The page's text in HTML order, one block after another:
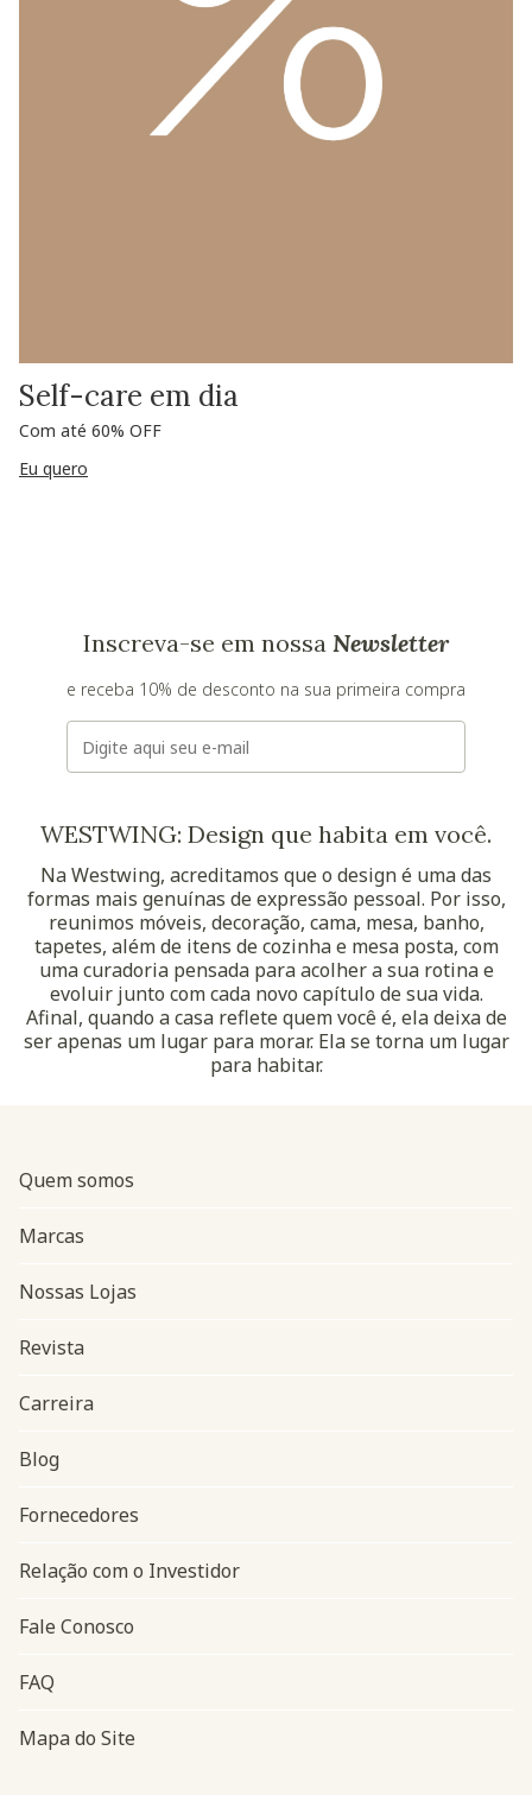
Self-care em dia
Com até 60% OFF
Eu quero
Inscreva-se em nossa Newsletter
e receba 10% de desconto na sua primeira compra
E-mail
WESTWING: Design que habita em você.
Na Westwing, acreditamos que o design é uma das
formas mais genuínas de expressão pessoal. Por isso,
reunimos móveis, decoração, cama, mesa, banho,
tapetes, além de itens de cozinha e mesa posta, com
uma curadoria pensada para acolher a sua rotina e
evoluir junto com cada novo capítulo de sua vida.
Afinal, quando a casa reflete quem você é, ela deixa de
ser apenas um lugar para morar. Ela se torna um lugar
para habitar.
Navegação do rodapé
Quem somos
Marcas
Nossas Lojas
Revista
Carreira
Blog
Fornecedores
Relação com o Investidor
Fale Conosco
FAQ
Mapa do Site